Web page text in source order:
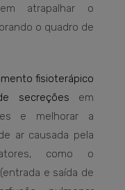
atrapalhar o
o quadro de
fisioterápico
secreções em
e melhorar a
ar causada pela
como o
e saída de